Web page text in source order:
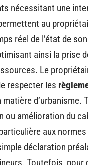
nécessitant une
au
réel de l’état de
ainsi la prise
Le
respecter les
d’urbanisme.
ou amélioration du
aux normes
déclaration
Toutefois, pour